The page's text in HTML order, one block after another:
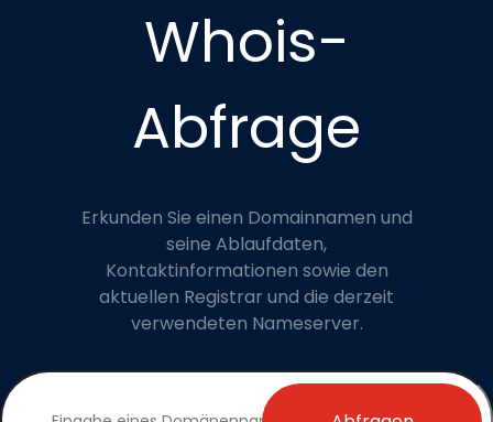
Whois-
Abfrage
Erkunden Sie einen Domainnamen und
seine Ablaufdaten,
Kontaktinformationen sowie den
aktuellen Registrar und die derzeit
verwendeten Nameserver.